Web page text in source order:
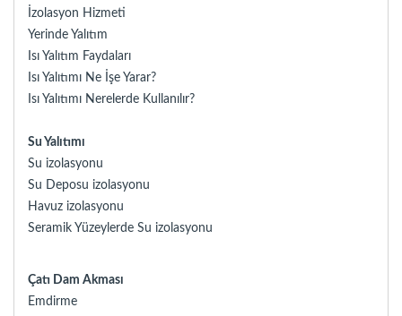
İzolasyon Hizmeti
Yerinde Yalıtım
Isı Yalıtım Faydaları
Isı Yalıtımı Ne İşe Yarar?
Isı Yalıtımı Nerelerde Kullanılır?
Su Yalıtımı
Su izolasyonu
Su Deposu izolasyonu
Havuz izolasyonu
Seramik Yüzeylerde Su izolasyonu
Çatı Dam Akması
Emdirme